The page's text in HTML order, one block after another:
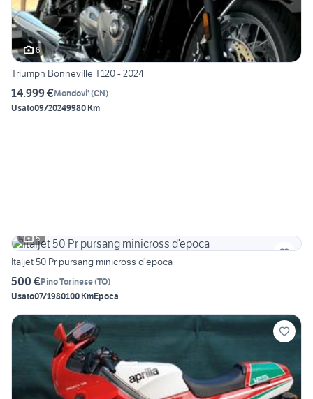
6
Triumph Bonneville T120 - 2024
14.999 €Mondovi' (CN)
Usato09/20249980 Km
5
Italjet 50 Pr pursang minicross d’epoca
500 €Pino Torinese(TO)
Usato07/1980100 KmEpoca